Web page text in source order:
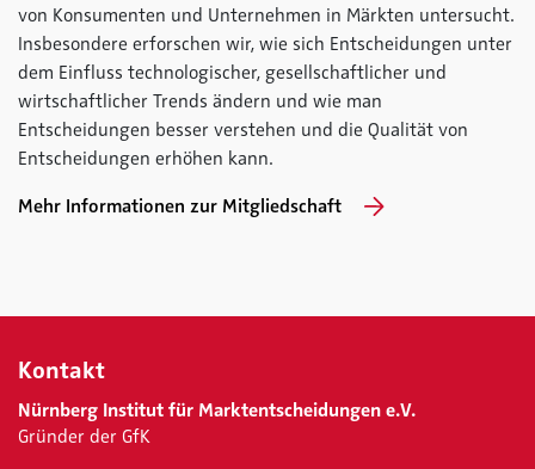
Newsletter abonnieren
von Konsumenten und Unternehmen in Märkten untersucht.
Insbesondere erforschen wir, wie sich Entscheidungen unter
dem Einfluss technologischer, gesellschaftlicher und
wirtschaftlicher Trends ändern und wie man
Entscheidungen besser verstehen und die Qualität von
Entscheidungen erhöhen kann.
Mehr Informationen zur Mitgliedschaft
Kontakt
Nürnberg Institut für Marktentscheidungen e.V.
Gründer der GfK